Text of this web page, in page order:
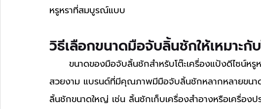
หรูหราที่สมบูรณ์แบบ
วิธีเลือกขนาดมือจับลิ้นชักให้เหมาะกั
สวยงาม แบรนด์ที่มีคุณภาพมีมือจับลิ้นชักหลากหลายขนาด
ลิ้นชักขนาดใหญ่ เช่น ลิ้นชักเก็บเครื่องสำอางหรือเครื่อง